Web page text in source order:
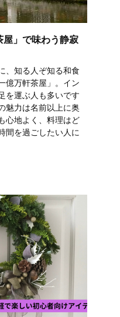
屋」で味わう静寂
、知る人ぞ知る和食
億万軒茶屋」。イン
を運ぶ人も多いです
魅力は名前以上に奥
心地よく、料理はど
間を過ごしたい人に